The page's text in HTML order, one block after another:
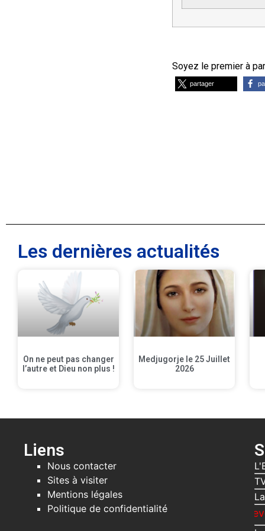
Soyez le premier à
partager
Les dernières actualités
On ne peut pas changer
l’autre et Dieu non plus !
Medjugorje le 25 Juillet
2026
Liens
Nous contacter
Sites à visiter
Mentions légales
Politique de confidentialité
Recevez